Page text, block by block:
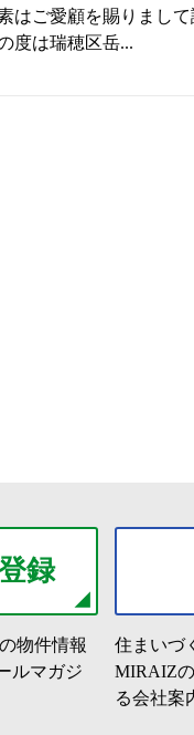
はご愛顧を賜りまして
度は瑞穂区岳...
録
物件情報
ルマガジ
住まいづ
MIRAIZ
る会社案